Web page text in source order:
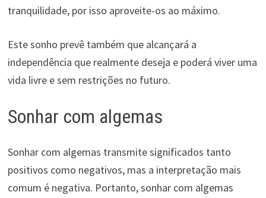
tranquilidade, por isso aproveite-os ao máximo.
Este sonho prevê também que alcançará a
independência que realmente deseja e poderá viver uma
vida livre e sem restrições no futuro.
Sonhar com algemas
Sonhar com algemas transmite significados tanto
positivos como negativos, mas a interpretação mais
comum é negativa. Portanto, sonhar com algemas